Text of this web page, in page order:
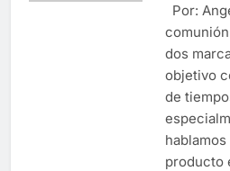
Por:
dos
objetivo
de
producto